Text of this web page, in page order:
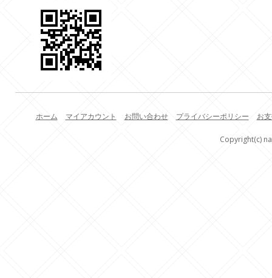
ホーム マイアカウント お問い合わせ プライバシーポリシー お
Copyright(c)